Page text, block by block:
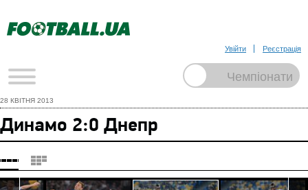
Увійти Реєстрація
28 КВІТНЯ 2013
Динамо 2:0 Днепр